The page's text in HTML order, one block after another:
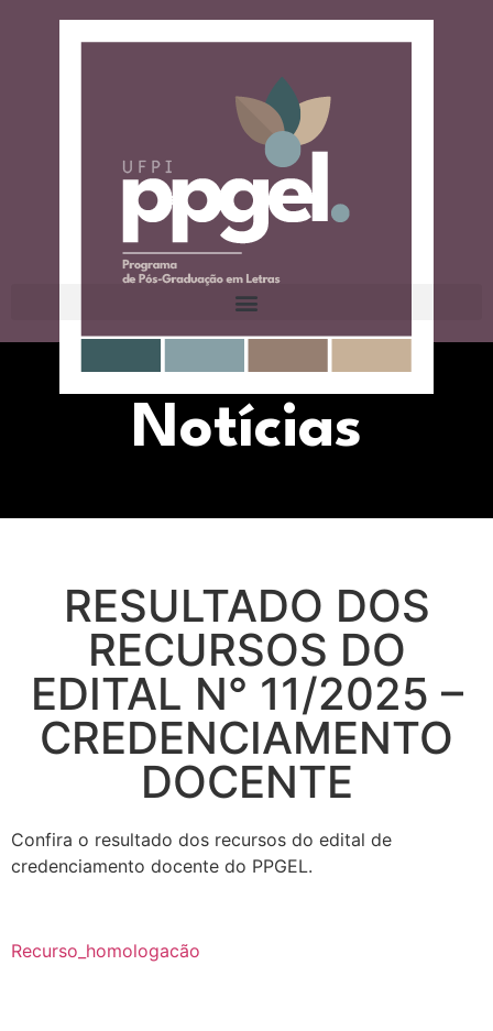
Notícias
RESULTADO DOS
RECURSOS DO
EDITAL N° 11/2025 –
CREDENCIAMENTO
DOCENTE
Confira o resultado dos recursos do edital de
credenciamento docente do PPGEL.
Recurso_homologacão